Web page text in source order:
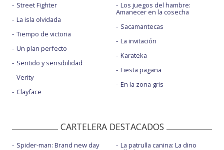
Street Fighter
La isla olvidada
Tiempo de victoria
Un plan perfecto
Sentido y sensibilidad
Verity
Clayface
Los juegos del hambre:
Amanecer en la cosecha
Sacamantecas
La invitación
Karateka
Fiesta pagäna
En la zona gris
CARTELERA DESTACADOS
Spider-man: Brand new day
La patrulla canina: La dino